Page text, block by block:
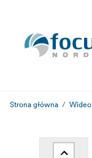
Strona główna Wideo